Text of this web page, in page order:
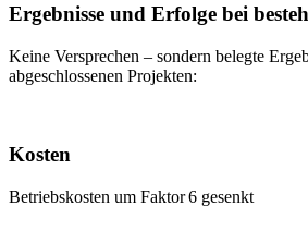
Ergebnisse und Erfolge bei
Keine Versprechen – sondern belegte
abgeschlossenen Projekten:
Kosten
Betriebskosten um Faktor 6 gesenkt